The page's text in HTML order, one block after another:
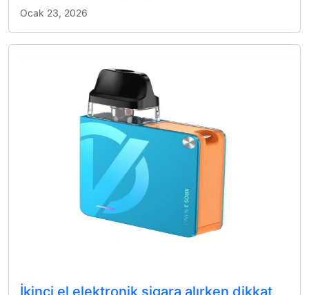
Ocak 23, 2026
İkinci el elektronik sigara alırken dikkat